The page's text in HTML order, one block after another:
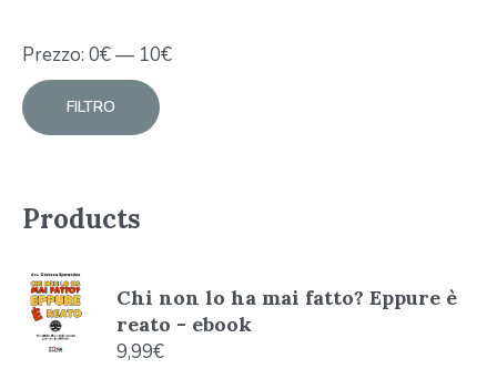
FILTRO
Prezzo: 0€— 10€
Products
Chi non lo ha mai fatto? Eppure è
reato - ebook
9,99€